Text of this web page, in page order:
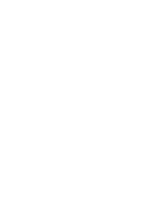
È possibile eseguire
finalità di backup o
il Software sull’hard disk
l’originale solo per fini di
potrebbe disinstallare o
la sicurezza, o le relative
o funzionalità non sono
o allo scopo di migliorare le
Software.
dei contenuti.